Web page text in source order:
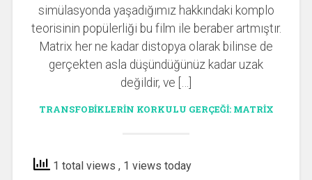
simülasyonda yaşadığımız hakkındaki komplo
teorisinin popülerliği bu film ile beraber artmıştır.
Matrix her ne kadar distopya olarak bilinse de
gerçekten asla düşündüğünüz kadar uzak
değildir, ve […]
TRANSFOBIKLERIN KORKULU GERÇEĞI: MATRIX
1 total views , 1 views today